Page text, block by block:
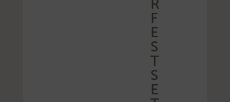
R
F
E
S
T
S
E